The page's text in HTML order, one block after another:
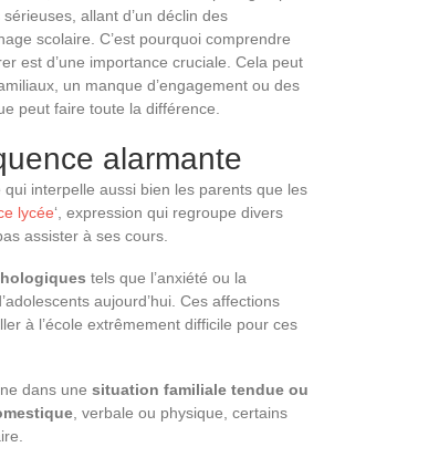
allant d’un déclin des
scolaire. C’est pourquoi comprendre
est d’une importance cruciale. Cela peut
un manque d’engagement ou des
peut faire toute la différence.
alarmante
interpelle aussi bien les parents que les
lycée‘, expression qui regroupe divers
assister à ses cours.
tels que l’anxiété ou la
aujourd’hui. Ces affections
à l’école extrêmement difficile pour ces
dans une situation familiale tendue ou
, verbale ou physique, certains